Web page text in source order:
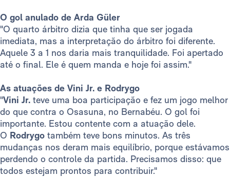
O gol anulado de Arda Güler
"O quarto árbitro dizia que tinha que ser jogada
imediata, mas a interpretação do árbitro foi diferente.
Aquele 3 a 1 nos daria mais tranquilidade. Foi apertado
até o final. Ele é quem manda e hoje foi assim."
As atuações de Vini Jr. e Rodrygo
"Vini Jr. teve uma boa participação e fez um jogo melhor
do que contra o Osasuna, no Bernabéu. O gol foi
importante. Estou contente com a atuação dele.
O Rodrygo também teve bons minutos. As três
mudanças nos deram mais equilíbrio, porque estávamos
perdendo o controle da partida. Precisamos disso: que
todos estejam prontos para contribuir."